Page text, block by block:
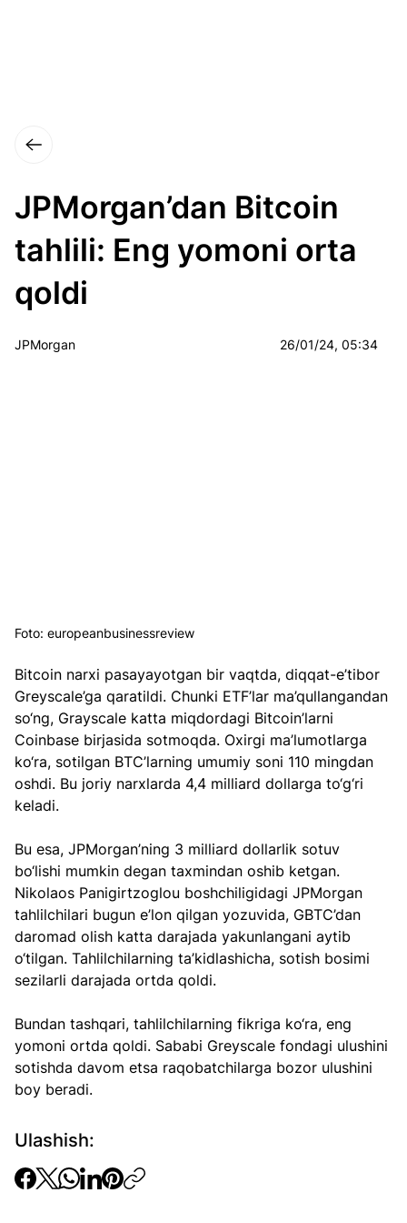
JPMorgan’dan Bitcoin
tahlili: Eng yomoni orta
qoldi
JPMorgan 26/01/24, 05:34
Foto: europeanbusinessreview
Bitcoin narxi pasayayotgan bir vaqtda, diqqat-e’tibor
Greyscale’ga qaratildi. Chunki ETF’lar ma’qullangandan
so‘ng, Grayscale katta miqdordagi Bitcoin’larni
Coinbase birjasida sotmoqda. Oxirgi ma’lumotlarga
ko‘ra, sotilgan BTC’larning umumiy soni 110 mingdan
oshdi. Bu joriy narxlarda 4,4 milliard dollarga to‘g‘ri
keladi.
Bu esa, JPMorgan’ning 3 milliard dollarlik sotuv
bo‘lishi mumkin degan taxmindan oshib ketgan.
Nikolaos Panigirtzoglou boshchiligidagi JPMorgan
tahlilchilari bugun e’lon qilgan yozuvida, GBTC’dan
daromad olish katta darajada yakunlangani aytib
o‘tilgan. Tahlilchilarning ta’kidlashicha, sotish bosimi
sezilarli darajada ortda qoldi.
Bundan tashqari, tahlilchilarning fikriga ko‘ra, eng
yomoni ortda qoldi. Sababi Greyscale fondagi ulushini
sotishda davom etsa raqobatchilarga bozor ulushini
boy beradi.
Ulashish: